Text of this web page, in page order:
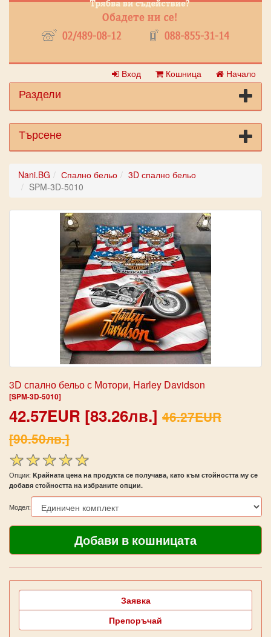
Вход Кошница Начало
Раздели
Търсене
Nani.BG Спално бельо
3D спално бельо
SPM-3D-5010
3D спално бельо с Мотори, Harley Davidson
[SPM-3D-5010]
42.57EUR [83.26лв.] 46.27EUR
[90.50лв.]
Опции: Kрайната цена на продукта се получава, като към стойността му се
добавя стойността на избраните опции.
Модел:
Заявка
Препоръчай